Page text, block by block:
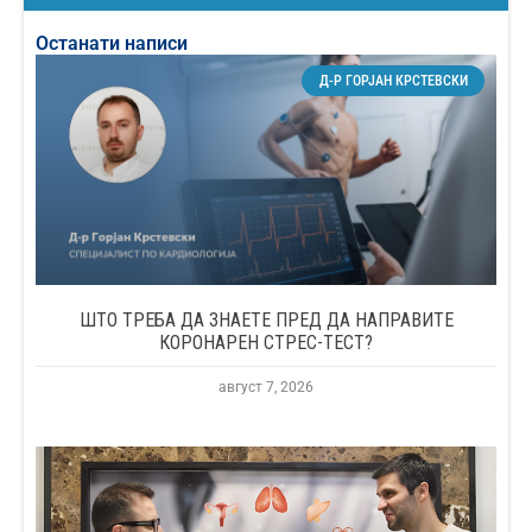
Останати написи
Д-Р ГОРЈАН КРСТЕВСКИ
ШТО ТРЕБА ДА ЗНАЕТЕ ПРЕД ДА НАПРАВИТЕ
КОРОНАРЕН СТРЕС-ТЕСТ?
август 7, 2026